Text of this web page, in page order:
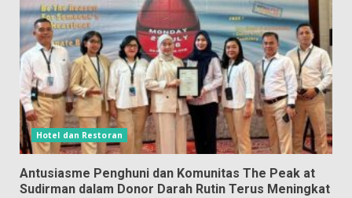
Hotel dan Restoran
Antusiasme Penghuni dan Komunitas The Peak at
Sudirman dalam Donor Darah Rutin Terus Meningkat